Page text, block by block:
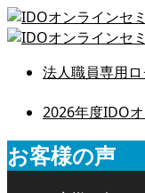
法人職員専用
2026年度IDO
お客様の声